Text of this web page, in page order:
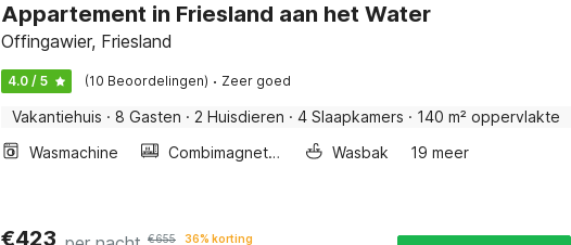
Appartement in Friesland aan het Water
Offingawier, Friesland
4.0 / 5 (10 Beoordelingen) · Zeer goed
Vakantiehuis · 8 Gasten · 2 Huisdieren · 4 Slaapkamers · 140 m² oppervlakte
Wasmachine
Combimagnetron Wasbak 19 meer
€423 €655 36% korting